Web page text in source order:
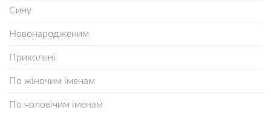
Сину
Новонародженим
Прикольні
По жіночим іменам
По чоловічим іменам